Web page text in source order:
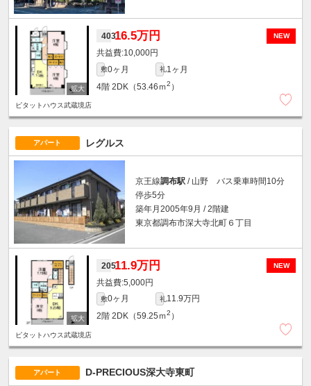
NEW
40316.5万円
10,000円
敷0ヶ月 礼1ヶ月
4階 2DK（53.46ｍ2 ）
ピタットハウス武蔵境店
アパート レグルス
京王線調布駅 / 山野 バス乗車時間10分
停歩5分
築年月2005年9月 / 2階建
東京都調布市深大寺北町６丁目
NEW
20511.9万円
5,000円
敷0ヶ月 礼11.9万円
2階 2DK（59.25ｍ2 ）
ピタットハウス武蔵境店
アパート D-PRECIOUS深大寺東町